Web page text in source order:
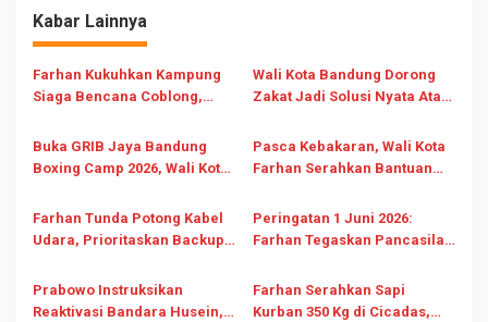
a
s
i
p
o
s
Kabar Lainnya
Farhan Kukuhkan Kampung
Siaga Bencana Coblong,
Royong Budaya
Kesiapsiagaan
Wali Kota Bandung Dorong
Zakat Jadi Solusi Nyata Atasi
Kuatkan Kesejahteraan
Buka GRIB Jaya Bandung
Boxing Camp 2026, Wali Kota
di Dalam Diri
Pasca Kebakaran, Wali Kota
Farhan Serahkan Bantuan
Juta ke Ponpes Al-Falah
Farhan Tunda Potong Kabel
Udara, Prioritaskan Backup
Peringatan 1 Juni 2026:
Farhan Tegaskan Pancasila
Bangsa
Prabowo Instruksikan
Reaktivasi Bandara Husein,
Farhan Serahkan Sapi
Kurban 350 Kg di Cicadas,